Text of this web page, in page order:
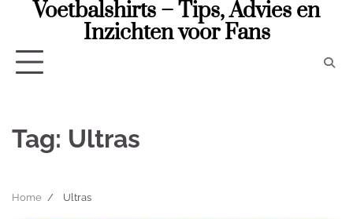
Voetbalshirts – Tips, Advies en
Inzichten voor Fans
Tag: Ultras
Home Ultras